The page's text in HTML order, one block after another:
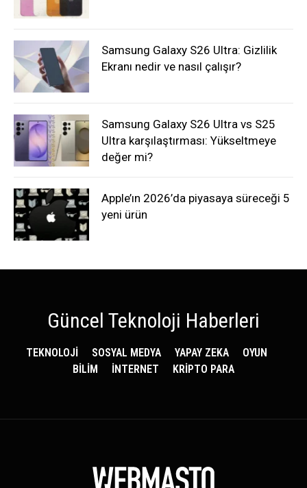
Samsung Galaxy S26 Ultra: Gizlilik
Ekranı nedir ve nasıl çalışır?
Samsung Galaxy S26 Ultra vs S25
Ultra karşılaştırması: Yükseltmeye
değer mi?
Apple’ın 2026’da piyasaya süreceği 5
yeni ürün
Güncel Teknoloji Haberleri
TEKNOLOJİ SOSYAL MEDYA YAPAY ZEKA
OYUN
BİLİM
İNTERNET KRİPTO PARA